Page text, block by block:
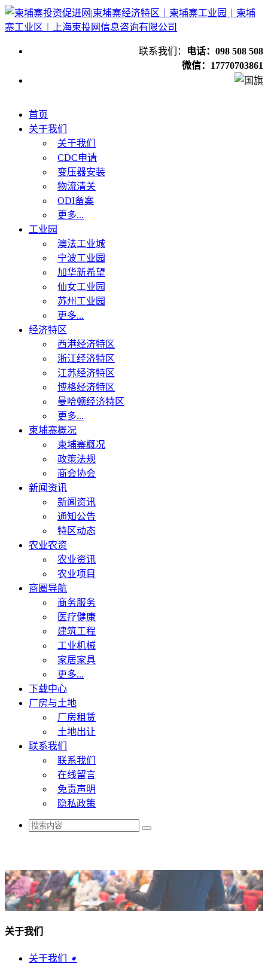
联系我们：
电话：098 508 508
微信：17770703861
首页
关于我们
关于我们
CDC申请
变压器安装
物流清关
ODI备案
更多...
工业园
澳法工业城
宁波工业园
加华新希望
仙女工业园
苏州工业园
更多...
经济特区
西港经济特区
浙江经济特区
江苏经济特区
博格经济特区
曼哈顿经济特区
更多...
柬埔寨概况
柬埔寨概况
政策法规
商会协会
新闻资讯
新闻资讯
通知公告
特区动态
农业农资
农业资讯
农业项目
商圈导航
商务服务
医疗健康
建筑工程
工业机械
家居家具
更多...
下载中心
厂房与土地
厂房租赁
土地出让
联系我们
联系我们
在线留言
免责声明
隐私政策
关于我们
关于我们
➧